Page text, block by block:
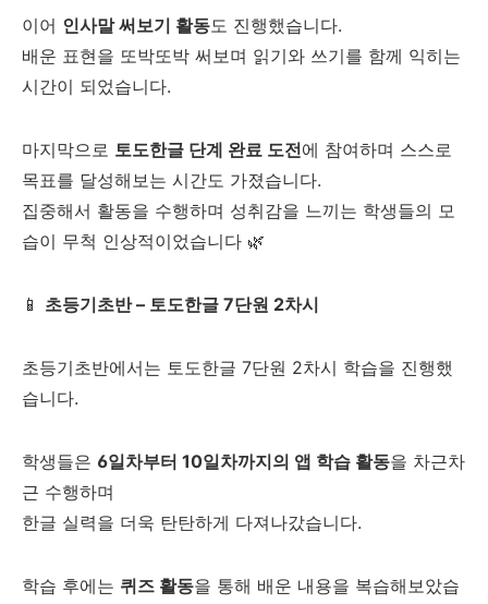
이어 인사말 써보기 활동도 진행했습니다.
배운 표현을 또박또박 써보며 읽기와 쓰기를 함께 익히는
시간이 되었습니다.
마지막으로 토도한글 단계 완료 도전에 참여하며 스스로
목표를 달성해보는 시간도 가졌습니다.
집중해서 활동을 수행하며 성취감을 느끼는 학생들의 모
습이 무척 인상적이었습니다 🌿
📱 초등기초반 – 토도한글 7단원 2차시
초등기초반에서는 토도한글 7단원 2차시 학습을 진행했
습니다.
학생들은 6일차부터 10일차까지의 앱 학습 활동을 차근차
근 수행하며
한글 실력을 더욱 탄탄하게 다져나갔습니다.
학습 후에는 퀴즈 활동을 통해 배운 내용을 복습해보았습